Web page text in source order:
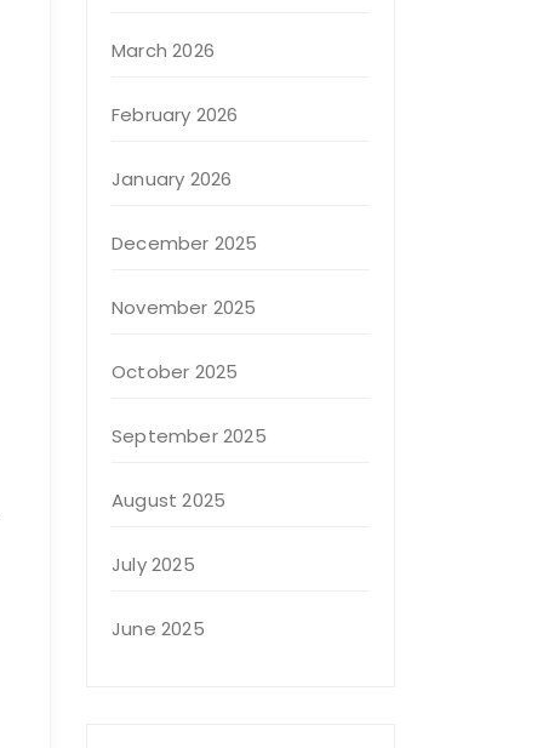
March 2026
February 2026
January 2026
December 2025
November 2025
October 2025
September 2025
August 2025
July 2025
June 2025